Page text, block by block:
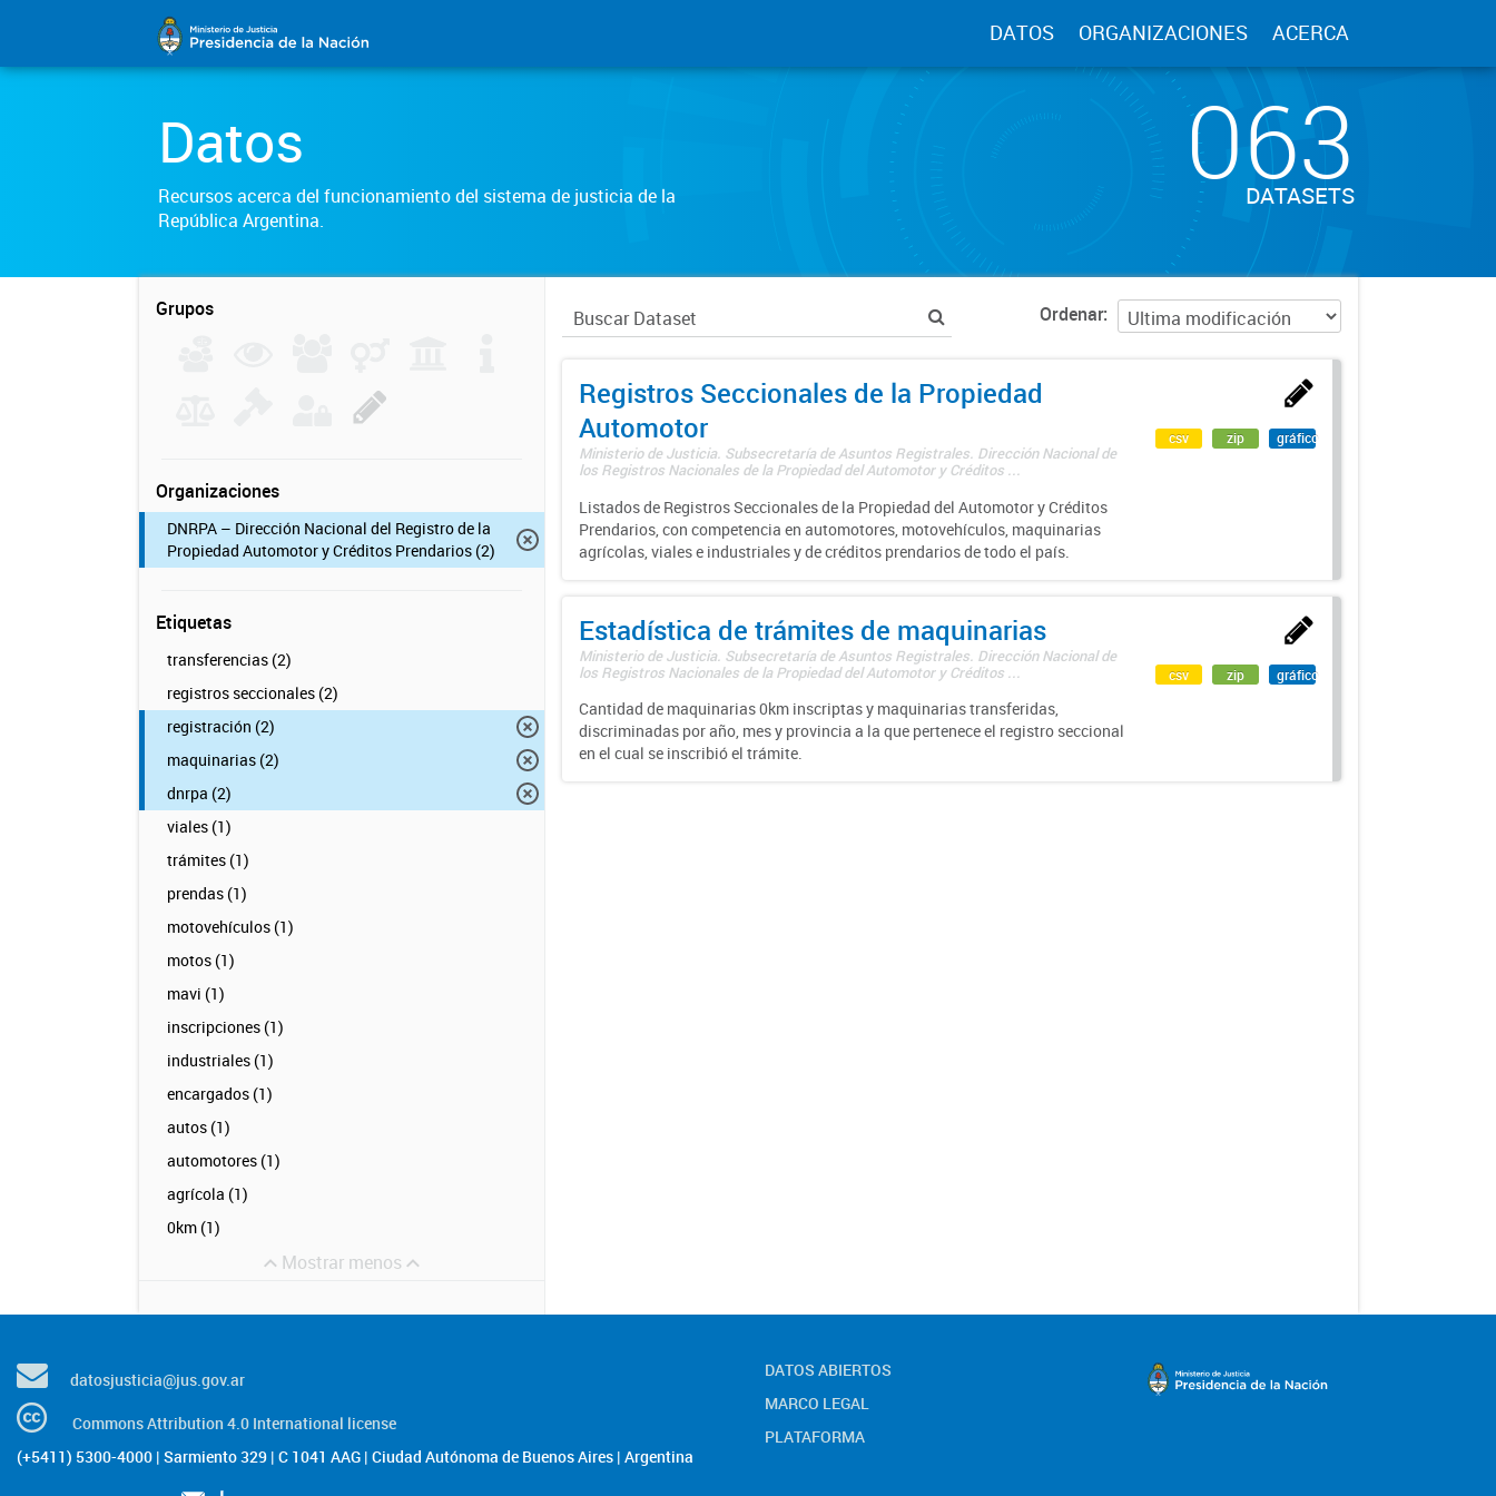
DATOS ORGANIZACIONES ACERCA
Datos
Recursos acerca del funcionamiento del sistema de justicia de la
República Argentina.
063
DATASETS
Grupos
Organizaciones
DNRPA – Dirección Nacional del Registro de la
Propiedad Automotor y Créditos Prendarios (2)
Etiquetas
transferencias (2)
registros seccionales (2)
registración (2)
maquinarias (2)
dnrpa (2)
viales (1)
trámites (1)
prendas (1)
motovehículos (1)
motos (1)
mavi (1)
inscripciones (1)
industriales (1)
encargados (1)
autos (1)
automotores (1)
agrícola (1)
0km (1)
Mostrar menos
Ordenar
Registros Seccionales de la Propiedad
Automotor
Ministerio de Justicia. Subsecretaría de Asuntos Registrales. Dirección Nacional de
los Registros Nacionales de la Propiedad del Automotor y Créditos ...
Listados de Registros Seccionales de la Propiedad del Automotor y Créditos
Prendarios, con competencia en automotores, motovehículos, maquinarias
agrícolas, viales e industriales y de créditos prendarios de todo el país.
csv zip gráfico
Estadística de trámites de maquinarias
Ministerio de Justicia. Subsecretaría de Asuntos Registrales. Dirección Nacional de
los Registros Nacionales de la Propiedad del Automotor y Créditos ...
Cantidad de maquinarias 0km inscriptas y maquinarias transferidas,
discriminadas por año, mes y provincia a la que pertenece el registro seccional
en el cual se inscribió el trámite.
csv zip gráfico
datosjusticia@jus.gov.ar
Commons Attribution 4.0 International license
(+5411) 5300-4000 | Sarmiento 329 | C 1041 AAG | Ciudad Autónoma de Buenos Aires | Argentina
DATOS ABIERTOS
MARCO LEGAL
PLATAFORMA